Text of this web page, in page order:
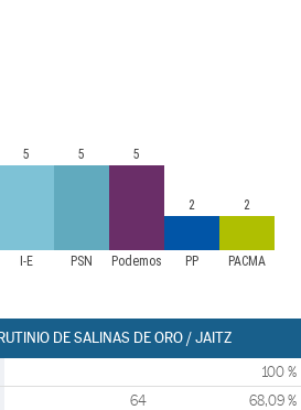
I-E PSN Podemos PP PACMA
5 5 5
2 2
DE SALINAS DE ORO / JAITZ
100 %
64 68,09 %